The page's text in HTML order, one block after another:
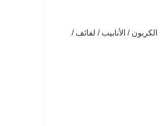
/ الأنابيب / لفائف /